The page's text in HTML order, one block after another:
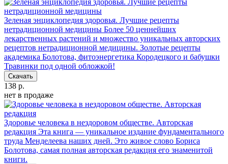
Зеленая энциклопедия здоровья. Лучшие рецепты
нетрадиционной медицины Более 50 ценнейших
лекарственных растений и множество уникальных авторских
рецептов нетрадиционной медицины. Золотые рецепты
академика Болотова, фитоэнергетика Кородецкого и бабушки
Травинки под одной обложкой!
Скачать
138 р.
нет в продаже
Здоровье человека в нездоровом обществе. Авторская
редакция Эта книга — уникальное издание фундаментального
труда Менделеева наших дней. Это живое слово Бориса
Болотова, самая полная авторская редакция его знаменитой
книги.